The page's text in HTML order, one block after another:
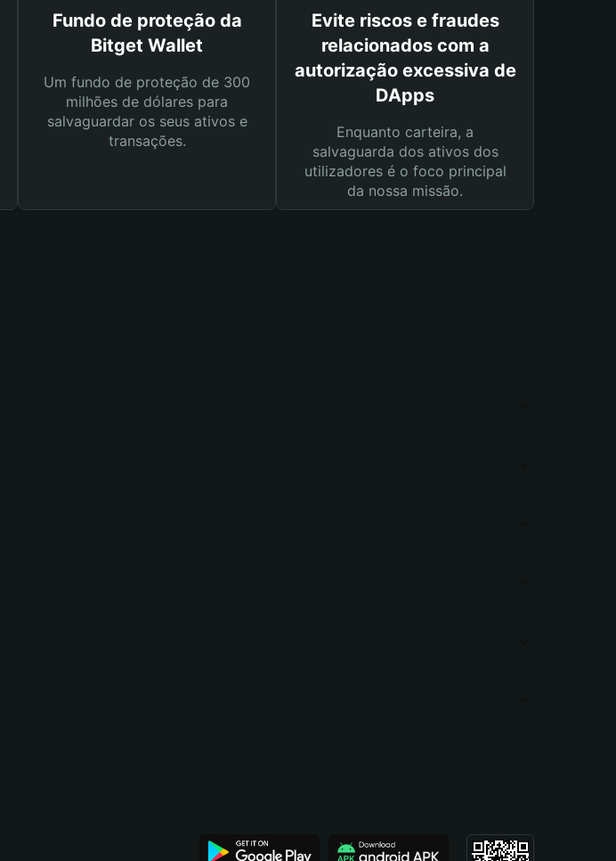
Fundo de proteção da
Bitget Wallet
Um fundo de proteção de 300
milhões de dólares para
salvaguardar os seus ativos e
transações.
Evite riscos e fraudes
relacionados com a
autorização excessiva de
DApps
Enquanto carteira, a
salvaguarda dos ativos dos
utilizadores é o foco principal
da nossa missão.